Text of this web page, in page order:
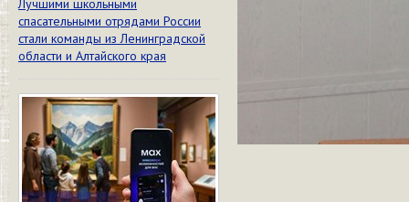
Лучшими школьными
спасательными отрядами России
стали команды из Ленинградской
области и Алтайского края